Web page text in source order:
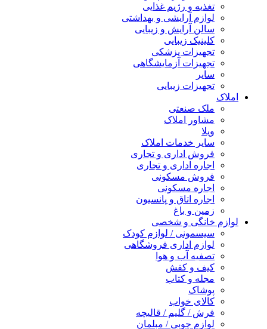
تغذیه و رژیم غذایی
لوازم آرایشی و بهداشتی
سالن آرایش و زیبایی
کلینیک زیبایی
تجهیزات پزشکی
تجهیزات آزمایشگاهی
سایر
تجهیزات زیبایی
املاک
ملک صنعتی
مشاور املاک
ویلا
سایر خدمات املاک
فروش اداری و تجاری
اجاره اداری و تجاری
فروش مسکونی
اجاره مسکونی
اجاره اتاق و پانسیون
زمین و باغ
لوازم خانگی و شخصی
سیسمونی / لوازم کودک
لوازم اداری فروشگاهی
تصفیه آب و هوا
کیف و کفش
مجله و کتاب
پوشاک
کالای خواب
فرش / گلیم / قالیچه
لوازم چوبی / مبلمان